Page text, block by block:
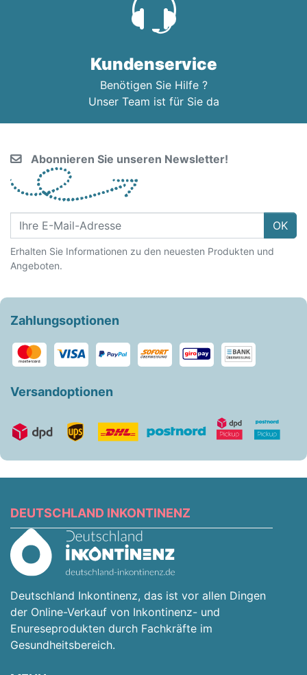
Kundenservice
Benötigen Sie Hilfe ?
Unser Team ist für Sie da
Abonnieren Sie unseren Newsletter!
OK
Erhalten Sie Informationen zu den neuesten Produkten und
Angeboten.
Zahlungsoptionen
Versandoptionen
DEUTSCHLAND INKONTINENZ
Deutschland Inkontinenz, das ist vor allen Dingen
der Online-Verkauf von Inkontinenz- und
Enureseprodukten durch Fachkräfte im
Gesundheitsbereich.